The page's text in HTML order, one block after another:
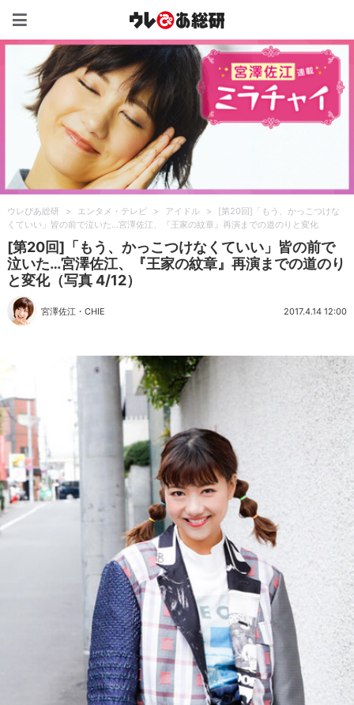
ウレぴあ総研 > エンタメ・テレビ > アイドル >
[第20回]「もう、かっこつけな
くていい」皆の前で泣いた…宮澤佐江、『王家の紋章』再演までの道のりと変化
[第20回]「もう、かっこつけなくていい」皆の前で
泣いた…宮澤佐江、『王家の紋章』再演までの道のり
と変化（写真 4/12）
宮澤佐江 ・CHIE 2017.4.14 12:00